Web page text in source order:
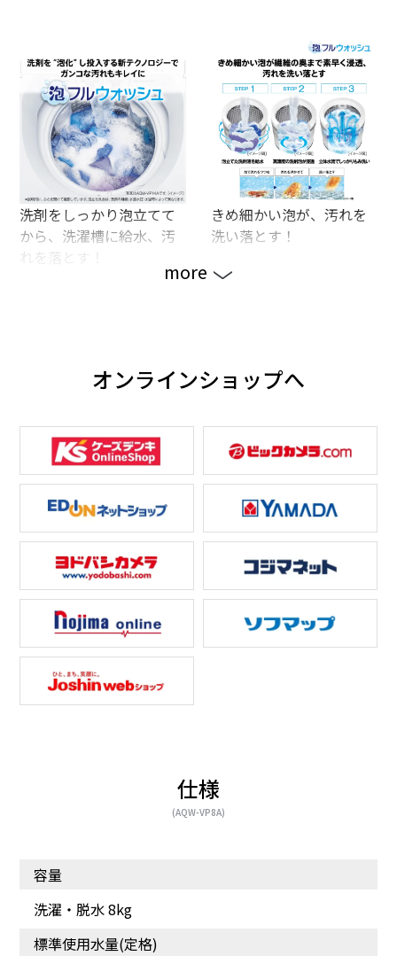
洗剤をしっかり泡立てて
から、洗濯槽に給水、汚
きめ細かい泡が、汚れを
洗い落とす！
空気を含んだ水が洗剤と
混ざり、たっぷりの泡を
生成。
泡フルウォッシュで、皮
脂汚れも、キレイに。
泡フルウォッシュで食べ
忙しい朝や夜もすぐに洗
more
オンラインショップへ
仕様
(AQW-VP8A)
容量
洗濯・脱水 8kg
標準使用水量(定格)